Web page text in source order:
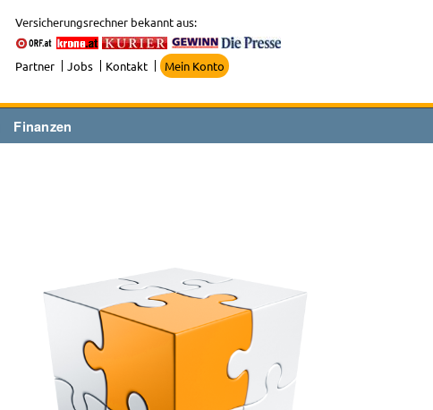
Versicherungsrechner bekannt aus:
Partner Jobs Kontakt Mein Konto
Finanzen